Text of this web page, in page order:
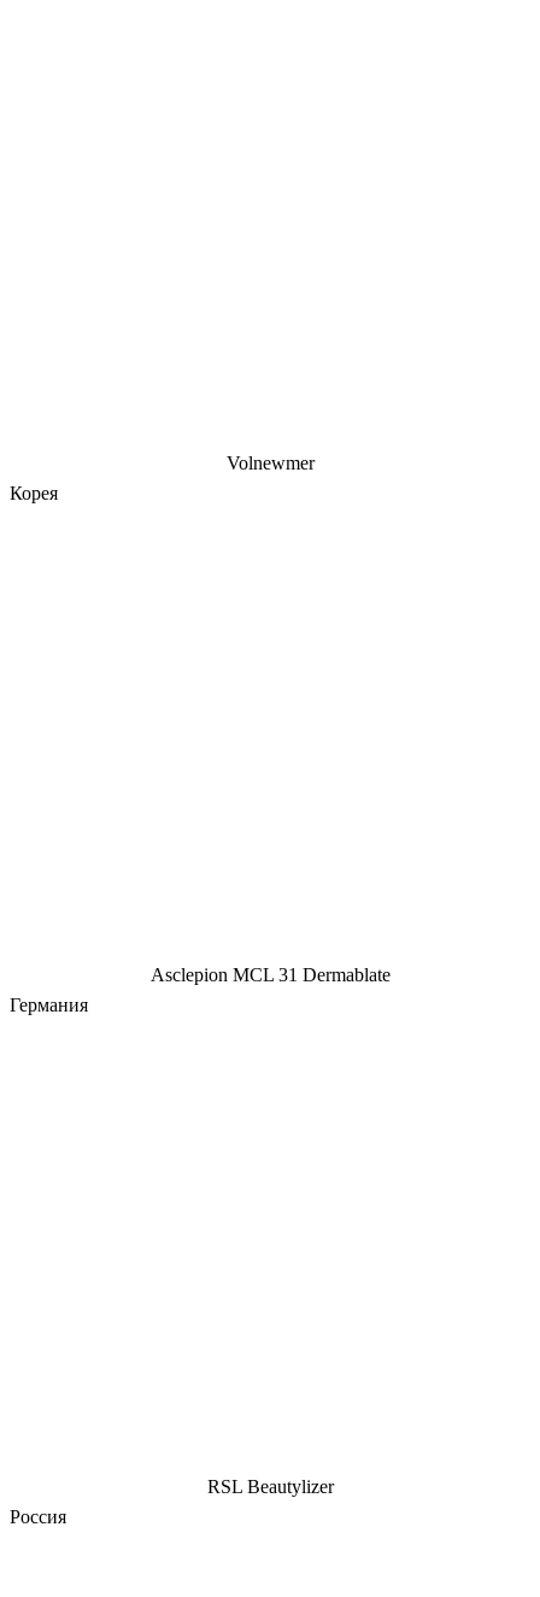
Volnewmer
Корея
Asclepion MCL 31 Dermablate
Германия
RSL Beautylizer
Россия